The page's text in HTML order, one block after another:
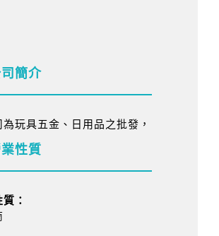
簡介
為玩具五金、日用品之批發，
性質
：